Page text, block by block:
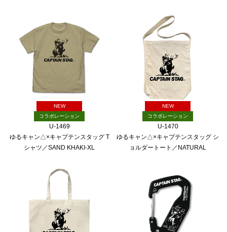
NEW
コラボレーション
U-1469
ゆるキャン△×キャプテンスタッグ T
シャツ／SAND KHAKI-XL
NEW
コラボレーション
U-1470
ゆるキャン△×キャプテンスタッグ シ
ョルダートート／NATURAL